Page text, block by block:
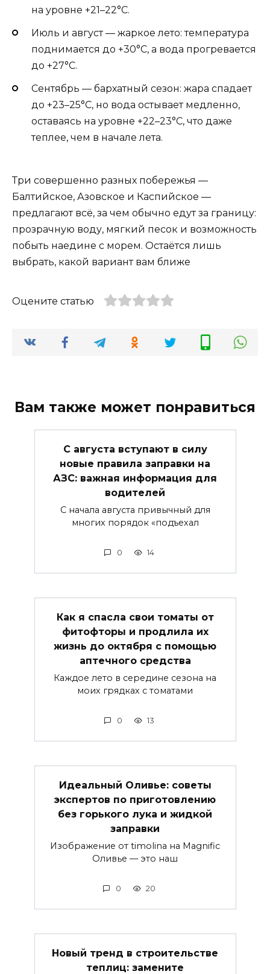
на уровне +21–22°C.
Июль и август — жаркое лето: температура
поднимается до +30°C, а вода прогревается
до +27°C.
Сентябрь — бархатный сезон: жара спадает
до +23–25°C, но вода остывает медленно,
оставаясь на уровне +22–23°C, что даже
теплее, чем в начале лета.
Три совершенно разных побережья —
Балтийское, Азовское и Каспийское —
предлагают всё, за чем обычно едут за границу:
прозрачную воду, мягкий песок и возможность
побыть наедине с морем. Остаётся лишь
выбрать, какой вариант вам ближе
Оцените статью
Вам также может понравиться
С августа вступают в силу
новые правила заправки на
АЗС: важная информация для
водителей
С начала августа привычный для
многих порядок «подъехал
0 14
Как я спасла свои томаты от
фитофторы и продлила их
жизнь до октября с помощью
аптечного средства
Каждое лето в середине сезона на
моих грядках с томатами
0 13
Идеальный Оливье: советы
экспертов по приготовлению
без горького лука и жидкой
заправки
Изображение от timolina на Magnific
Оливье — это наш
0 20
Новый тренд в строительстве
теплиц: замените